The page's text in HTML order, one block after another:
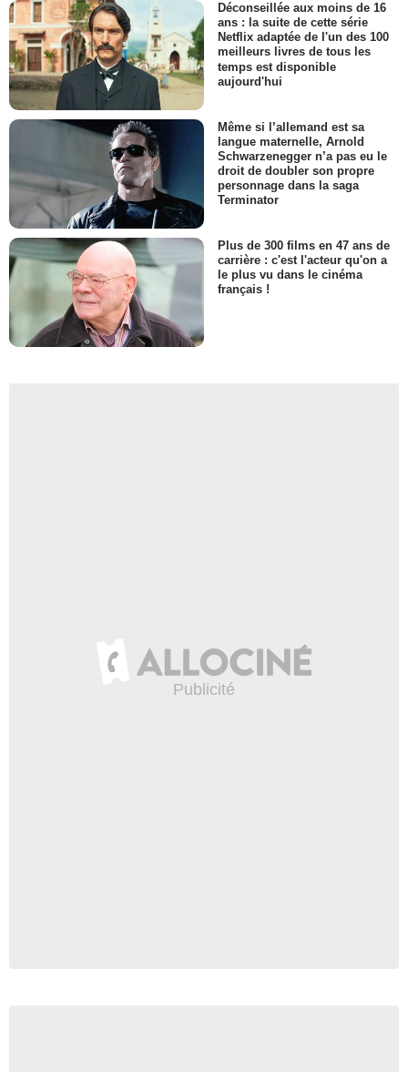
Déconseillée aux moins de 16
ans : la suite de cette série
Netflix adaptée de l'un des 100
meilleurs livres de tous les
temps est disponible
aujourd'hui
Même si l’allemand est sa
langue maternelle, Arnold
Schwarzenegger n’a pas eu le
droit de doubler son propre
personnage dans la saga
Terminator
Plus de 300 films en 47 ans de
carrière : c'est l'acteur qu'on a
le plus vu dans le cinéma
français !